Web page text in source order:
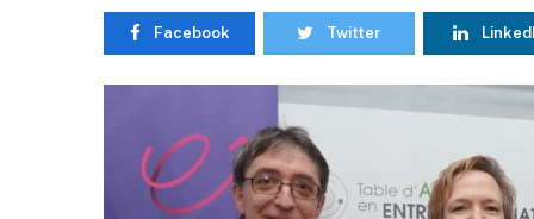
Facebook Twitter